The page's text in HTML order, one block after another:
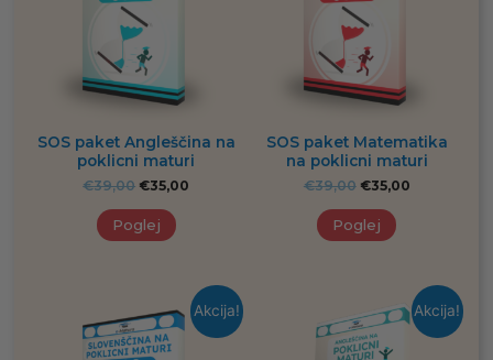
SOS paket Angleščina na
poklicni maturi
€39,00 €35,00
Poglej
SOS paket Matematika
na poklicni maturi
€39,00 €35,00
Poglej
Akcija! Akcija!